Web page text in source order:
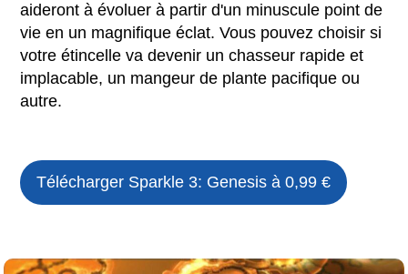
aideront à évoluer à partir d'un minuscule point de
vie en un magnifique éclat. Vous pouvez choisir si
votre étincelle va devenir un chasseur rapide et
implacable, un mangeur de plante pacifique ou
autre.
Télécharger Sparkle 3: Genesis à 0,99 €